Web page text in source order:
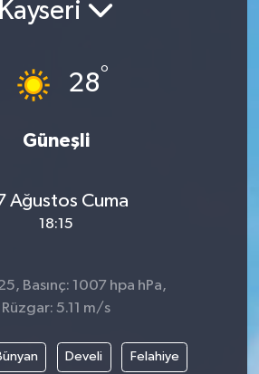
Kayseri
28°
Güneşli
Ağustos Cuma
18:15
Basınç: 1007 hpa hPa,
Rüzgar: 5.11 m/s
Develi Felahiye